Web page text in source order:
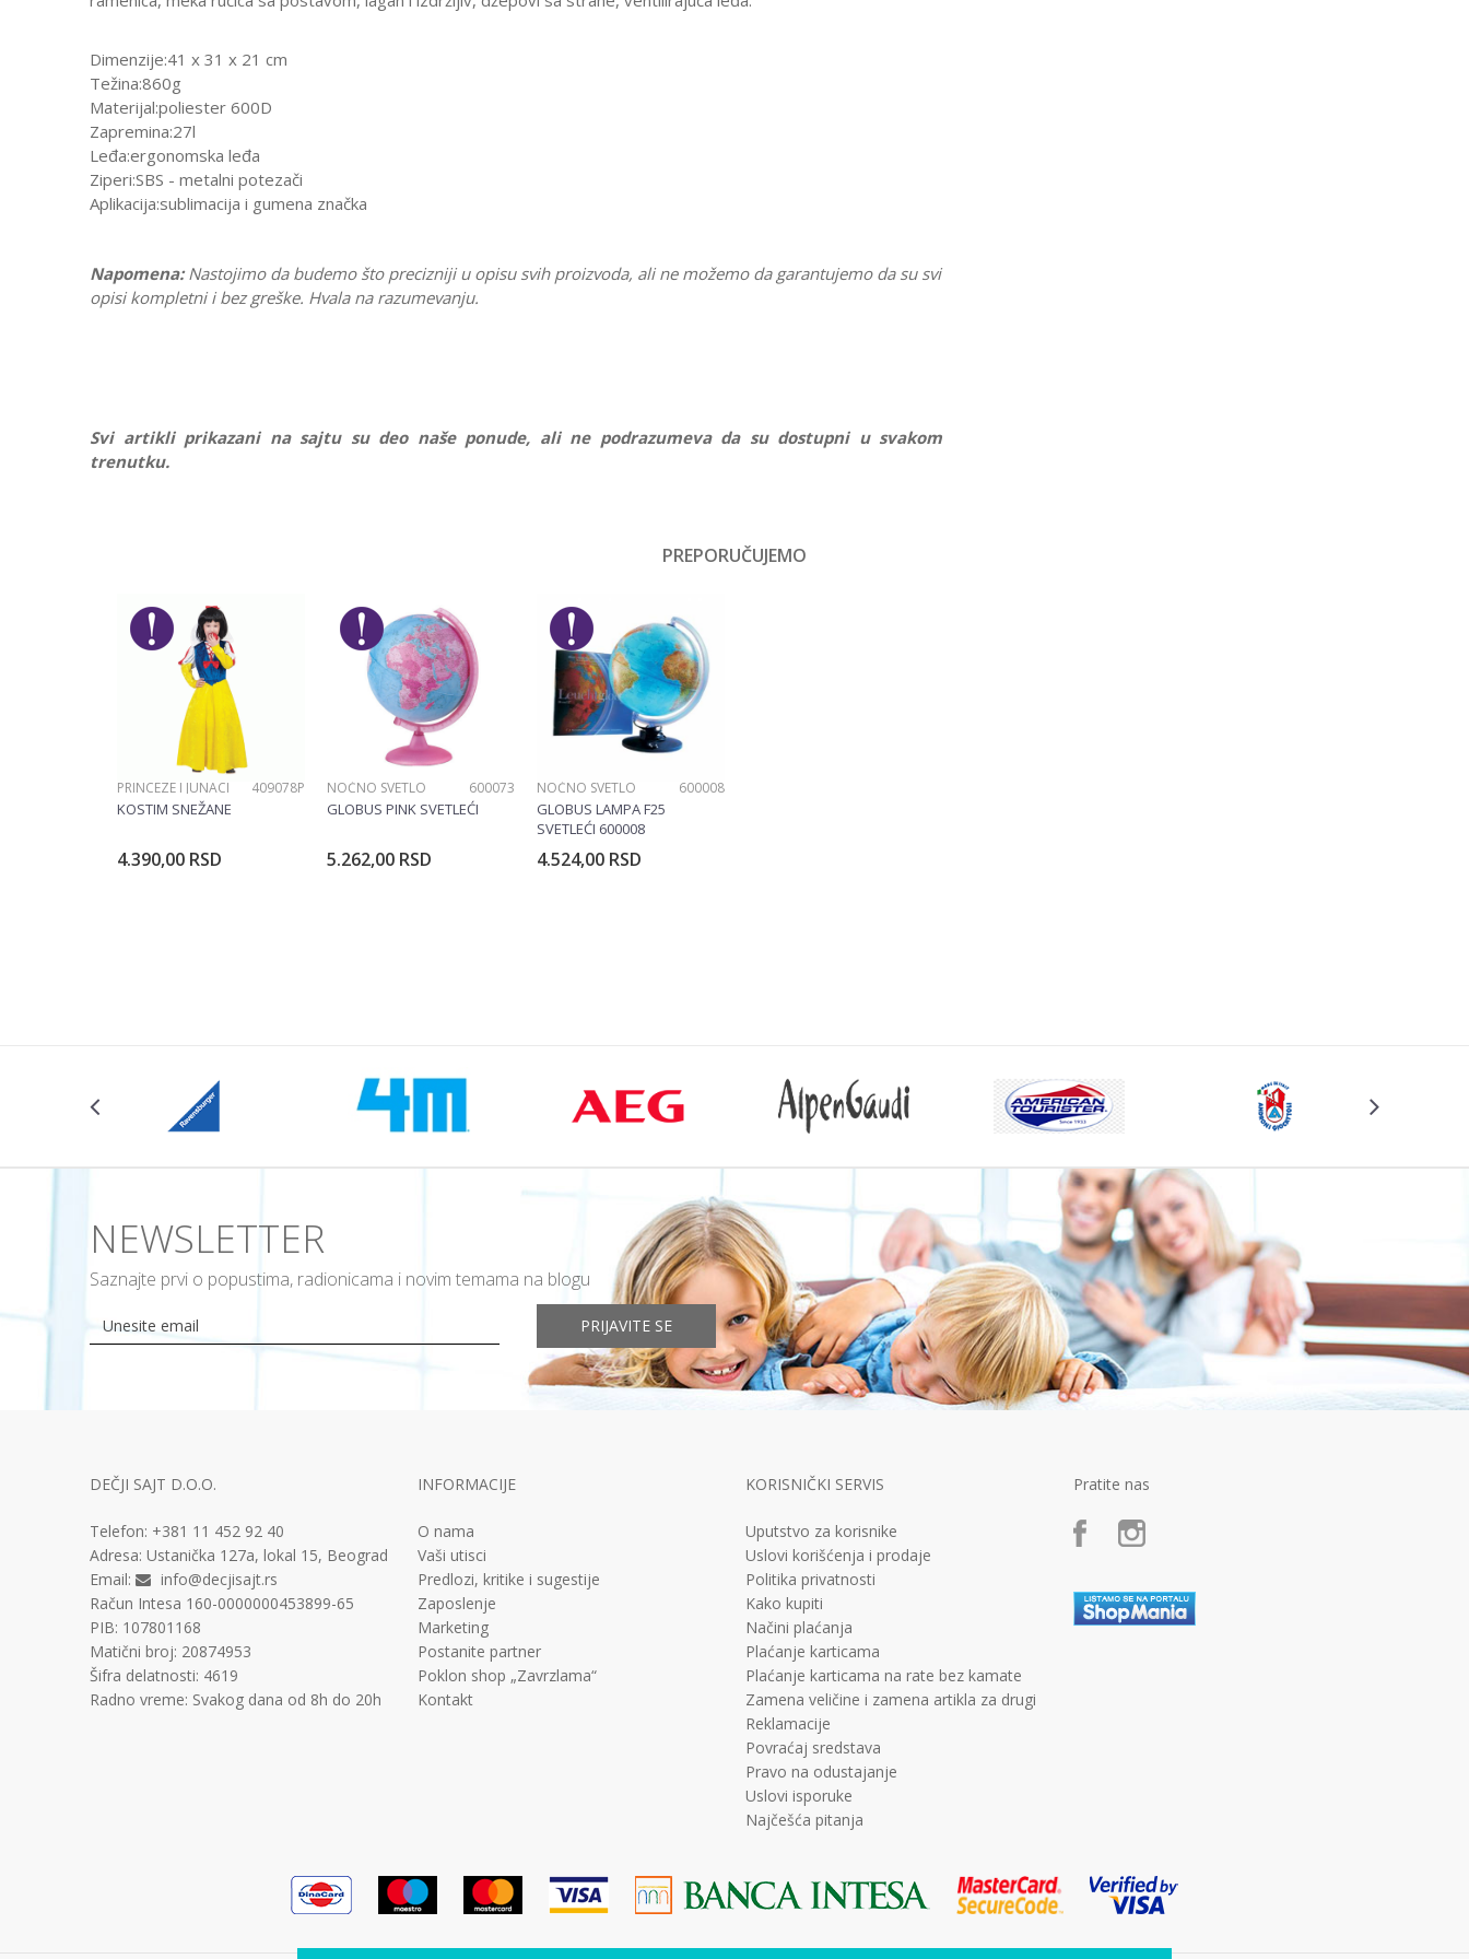
Dimenzije:41 x 31 x 21 cm
Težina:860g
Materijal:poliester 600D
Zapremina:27l
Leđa:ergonomska leđa
Ziperi:SBS - metalni potezači
Aplikacija:sublimacija i gumena značka
Napomena: Nastojimo da budemo što precizniji u opisu svih proizvoda, ali ne možemo da garantujemo da su svi
opisi kompletni i bez greške. Hvala na razumevanju.
Svi artikli prikazani na sajtu su deo naše ponude, ali ne podrazumeva da su dostupni u svakom
trenutku.
Brend
No name
Poruka
POŠALJI
PREPORUČUJEMO
PRINCEZE I JUNACI 409078P
KOSTIM SNEŽANE
4.390,00 RSD
NOĆNO SVETLO 600073
GLOBUS PINK SVETLEĆI
5.262,00 RSD
NOĆNO SVETLO 600008
GLOBUS LAMPA F25
SVETLEĆI 600008
4.524,00 RSD
NEWSLETTER
Saznajte prvi o popustima, radionicama i novim temama na blogu
PRIJAVITE SE
DEČJI SAJT D.O.O.
Telefon: +381 11 452 92 40
Adresa: Ustanička 127a, lokal 15, Beograd
Email:
info@decjisajt.rs
Račun Intesa 160-0000000453899-65
PIB: 107801168
Matični broj: 20874953
Šifra delatnosti: 4619
Radno vreme: Svakog dana od 8h do 20h
INFORMACIJE
O nama
Vaši utisci
Predlozi, kritike i sugestije
Zaposlenje
Marketing
Postanite partner
Poklon shop „Zavrzlama“
Kontakt
KORISNIČKI SERVIS
Uputstvo za korisnike
Uslovi korišćenja i prodaje
Politika privatnosti
Kako kupiti
Načini plaćanja
Plaćanje karticama
Plaćanje karticama na rate bez kamate
Zamena veličine i zamena artikla za drugi
Reklamacije
Povraćaj sredstava
Pravo na odustajanje
Uslovi isporuke
Najčešća pitanja
Pratite nas